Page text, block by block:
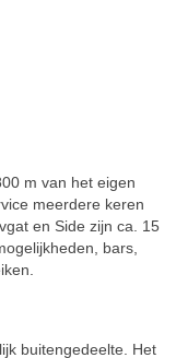
m van het eigen
meerdere keren
en Side zijn ca. 15
bars,
buitengedeelte. Het